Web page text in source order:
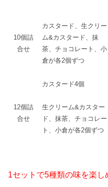
10個詰
合せ
カスタード、生クリー
ム&カスタード、抹
茶、チョコレート、小
倉が各2個ずつ
12個詰
合せ
カスタード4個
生クリーム&カスター
ド、抹茶、チョコレー
ト、小倉が各2個ずつ
1セットで5種類の味を楽し